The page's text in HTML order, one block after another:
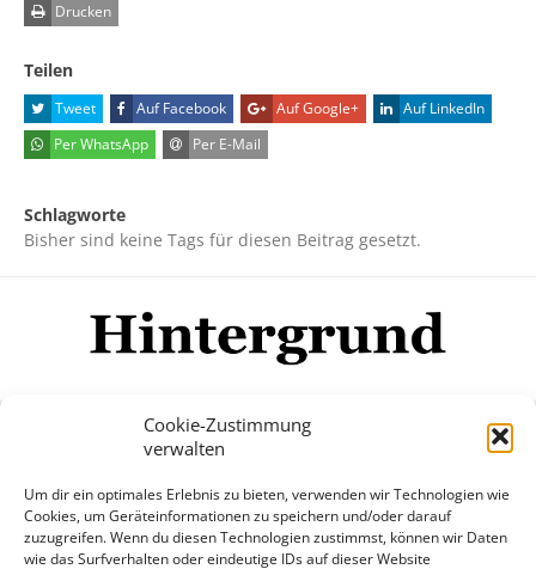
Cookie-Zustimmung
verwalten
Um dir ein optimales Erlebnis zu bieten, verwenden wir Technologien wie
Cookies, um Geräteinformationen zu speichern und/oder darauf
zuzugreifen. Wenn du diesen Technologien zustimmst, können wir Daten
wie das Surfverhalten oder eindeutige IDs auf dieser Website
Drucken
Teilen
Tweet Auf Facebook Auf Google+
Auf LinkedIn
Per WhatsApp
Per E-Mail
Schlagworte
Bisher sind keine Tags für diesen Beitrag gesetzt.
Mehr